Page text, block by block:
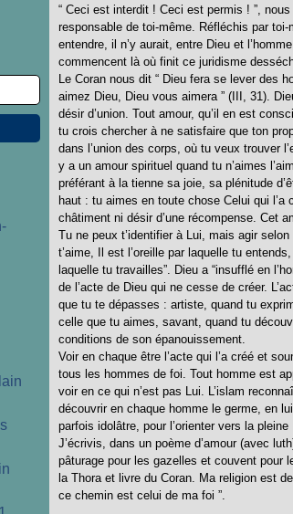
“ Ceci est interdit ! Ceci est permis ! ”,
responsable de toi-même. Réfléchis par
entendre, il n’y aurait, entre Dieu et
commencent là où finit ce juridisme
Le Coran nous dit “ Dieu fera se lever des
aimez Dieu, Dieu vous aimera ” (III, 31).
désir d’union. Tout amour, qu’il en est
tu crois chercher à ne satisfaire que ton
dans l’union des corps, où tu veux trouver
y a un amour spirituel quand tu n’aimes
préférant à la tienne sa joie, sa plénitude
haut : tu aimes en toute chose Celui qui l’a
châtiment ni désir d’une récompense. Cet
Tu ne peux t’identifier à Lui, mais agir
t’aime, Il est l’oreille par laquelle tu
laquelle tu travailles”. Dieu a “insufflé en
de l’acte de Dieu qui ne cesse de créer.
que tu te dépasses : artiste, quand tu
celle que tu aimes, savant, quand tu
conditions de son épanouissement.
Voir en chaque être l’acte qui l’a créé et
tous les hommes de foi. Tout homme est
voir en ce qui n’est pas Lui. L’islam
découvrir en chaque homme le germe, en
parfois idolâtre, pour l’orienter vers la pleine
J’écrivis, dans un poème d’amour (avec
pâturage pour les gazelles et couvent pour
la Thora et livre du Coran. Ma religion est
ce chemin est celui de ma foi ”.